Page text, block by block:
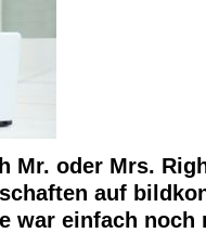
Mr. oder Mrs.
auf
war einfach noch